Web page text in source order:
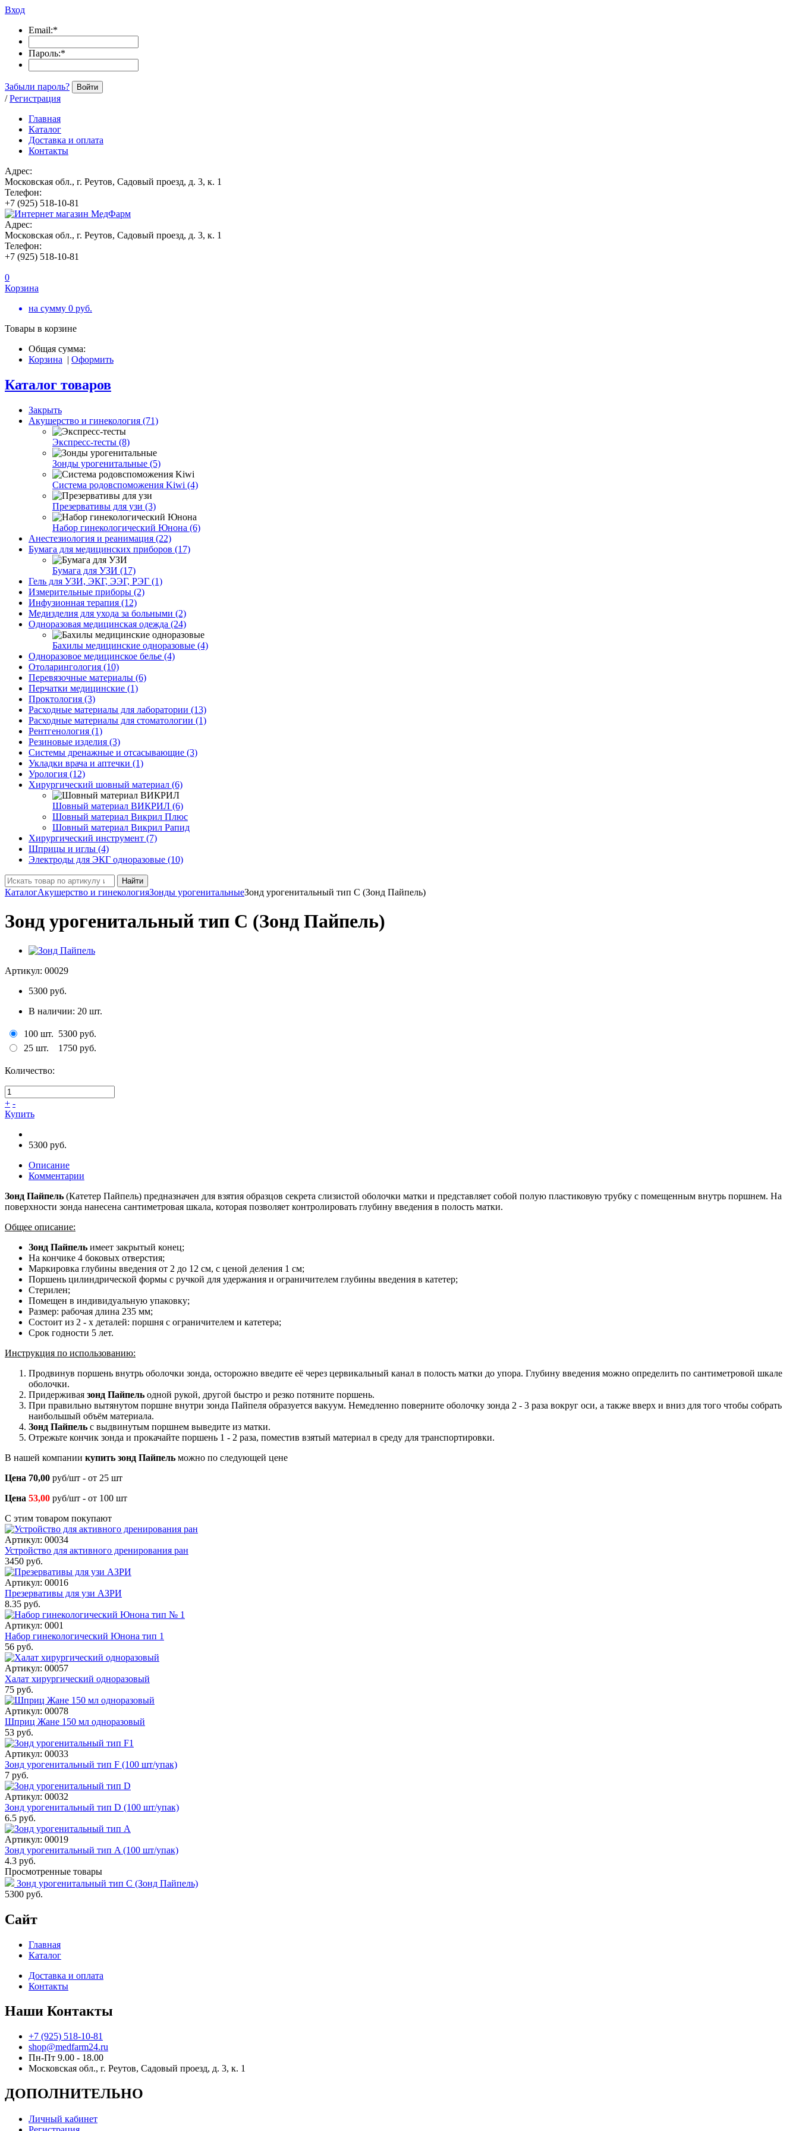
Вход
Email:*
Пароль:*
Забыли пароль? Войти
/ Регистрация
Главная
Каталог
Доставка и оплата
Контакты
Адрес:
Московская обл., г. Реутов, Садовый проезд, д. 3, к. 1
Телефон:
+7 (925) 518-10-81
Адрес:
Московская обл., г. Реутов, Садовый проезд, д. 3, к. 1
Телефон:
+7 (925) 518-10-81
0
Корзина
на сумму 0 руб.
Товары в корзине
Общая сумма:
Корзина | Оформить
Каталог товаров
Закрыть
Акушерство и гинекология (71)
Экспресс-тесты (8)
Зонды урогенитальные (5)
Система родовспоможения Kiwi (4)
Презервативы для узи (3)
Набор гинекологический Юнона (6)
Анестезиология и реанимация (22)
Бумага для медицинских приборов (17)
Бумага для УЗИ (17)
Гель для УЗИ, ЭКГ, ЭЭГ, РЭГ (1)
Измерительные приборы (2)
Инфузионная терапия (12)
Медизделия для ухода за больными (2)
Одноразовая медицинская одежда (24)
Бахилы медицинские одноразовые (4)
Одноразовое медицинское белье (4)
Отоларингология (10)
Перевязочные материалы (6)
Перчатки медицинские (1)
Проктология (3)
Расходные материалы для лаборатории (13)
Расходные материалы для стоматологии (1)
Рентгенология (1)
Резиновые изделия (3)
Системы дренажные и отсасывающие (3)
Укладки врача и аптечки (1)
Урология (12)
Хирургический шовный материал (6)
Шовный материал ВИКРИЛ (6)
Шовный материал Викрил Плюс
Шовный материал Викрил Рапид
Хирургический инструмент (7)
Шприцы и иглы (4)
Электроды для ЭКГ одноразовые (10)
Найти
КаталогАкушерство и гинекологияЗонды урогенитальныеЗонд урогенитальный тип C (Зонд Пайпель)
Зонд урогенитальный тип C (Зонд Пайпель)
Артикул: 00029
5300 руб.
В наличии: 20 шт.
100 шт. 5300 руб.
25 шт.
1750 руб.
Количество:
+ -
Купить
5300 руб.
Описание
Комментарии
Зонд Пайпель (Катетер Пайпель) предназначен для взятия образцов секрета слизистой оболочки матки и представляет собой полую пластиковую трубку с помещенным внутрь поршнем. На
поверхности зонда нанесена сантиметровая шкала, которая позволяет контролировать глубину введения в полость матки.
Общее описание:
Зонд Пайпель имеет закрытый конец;
На кончике 4 боковых отверстия;
Маркировка глубины введения от 2 до 12 см, с ценой деления 1 см;
Поршень цилиндрической формы с ручкой для удержания и ограничителем глубины введения в катетер;
Стерилен;
Помещен в индивидуальную упаковку;
Размер: рабочая длина 235 мм;
Состоит из 2 - х деталей: поршня с ограничителем и катетера;
Срок годности 5 лет.
Инструкция по использованию:
Продвинув поршень внутрь оболочки зонда, осторожно введите её через цервикальный канал в полость матки до упора. Глубину введения можно определить по сантиметровой шкале
оболочки.
Придерживая зонд Пайпель одной рукой, другой быстро и резко потяните поршень.
При правильно вытянутом поршне внутри зонда Пайпеля образуется вакуум. Немедленно поверните оболочку зонда 2 - 3 раза вокруг оси, а также вверх и вниз для того чтобы собрать
наибольшый объём материала.
Зонд Пайпель с выдвинутым поршнем выведите из матки.
Отрежьте кончик зонда и прокачайте поршень 1 - 2 раза, поместив взятый материал в среду для транспортировки.
В нашей компании купить зонд Пайпель можно по следующей цене
Цена 70,00 руб/шт - от 25 шт
Цена 53,00 руб/шт - от 100 шт
С этим товаром покупают
Артикул: 00034
Устройство для активного дренирования ран
3450 руб.
Артикул: 00016
Презервативы для узи АЗРИ
8.35 руб.
Артикул: 0001
Набор гинекологический Юнона тип 1
56 руб.
Артикул: 00057
Халат хирургический одноразовый
75 руб.
Артикул: 00078
Шприц Жане 150 мл одноразовый
53 руб.
Артикул: 00033
Зонд урогенитальный тип F (100 шт/упак)
7 руб.
Артикул: 00032
Зонд урогенитальный тип D (100 шт/упак)
6.5 руб.
Артикул: 00019
Зонд урогенитальный тип A (100 шт/упак)
4.3 руб.
Просмотренные товары
Зонд урогенитальный тип C (Зонд Пайпель)
5300 руб.
Сайт
Главная
Каталог
Доставка и оплата
Контакты
Наши Контакты
+7 (925) 518-10-81
shop@medfarm24.ru
Пн-Пт 9.00 - 18.00
Московская обл., г. Реутов, Садовый проезд, д. 3, к. 1
ДОПОЛНИТЕЛЬНО
Личный кабинет